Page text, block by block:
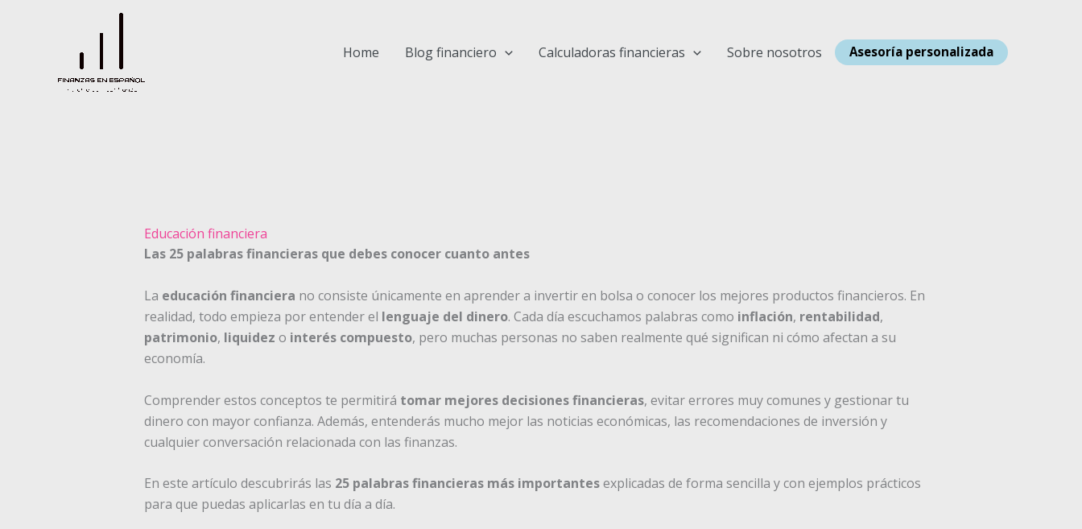
Home Blog financiero Calculadoras financieras Sobre nosotros Asesoría personalizada
Educación financiera
Las 25 palabras financieras que debes conocer cuanto antes
La educación financiera no consiste únicamente en aprender a invertir en bolsa o conocer los mejores productos financieros. En
realidad, todo empieza por entender el lenguaje del dinero. Cada día escuchamos palabras como inflación, rentabilidad,
patrimonio, liquidez o interés compuesto, pero muchas personas no saben realmente qué significan ni cómo afectan a su
economía.
Comprender estos conceptos te permitirá tomar mejores decisiones financieras, evitar errores muy comunes y gestionar tu
dinero con mayor confianza. Además, entenderás mucho mejor las noticias económicas, las recomendaciones de inversión y
cualquier conversación relacionada con las finanzas.
En este artículo descubrirás las 25 palabras financieras más importantesexplicadas de forma sencilla y con ejemplos prácticos
para que puedas aplicarlas en tu día a día.